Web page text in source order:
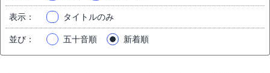
表示 ： タイトルのみ
並び ： 五十音順 新着順